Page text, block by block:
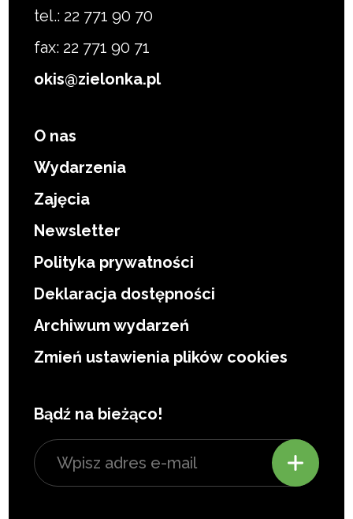
tel.: 22 771 90 70
fax: 22 771 90 71
okis@zielonka.pl
O nas
Wydarzenia
Zajęcia
Newsletter
Polityka prywatności
Deklaracja dostępności
Archiwum wydarzeń
Zmień ustawienia plików cookies
Bądź na bieżąco!